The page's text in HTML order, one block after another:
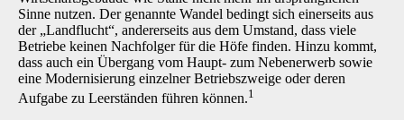
Sinne nutzen. Der genannte Wandel bedingt sich einerseits aus
der „Landflucht“, andererseits aus dem Umstand, dass viele
Betriebe keinen Nachfolger für die Höfe finden. Hinzu kommt,
dass auch ein Übergang vom Haupt- zum Nebenerwerb sowie
eine Modernisierung einzelner Betriebszweige oder deren
Aufgabe zu Leerständen führen können.1